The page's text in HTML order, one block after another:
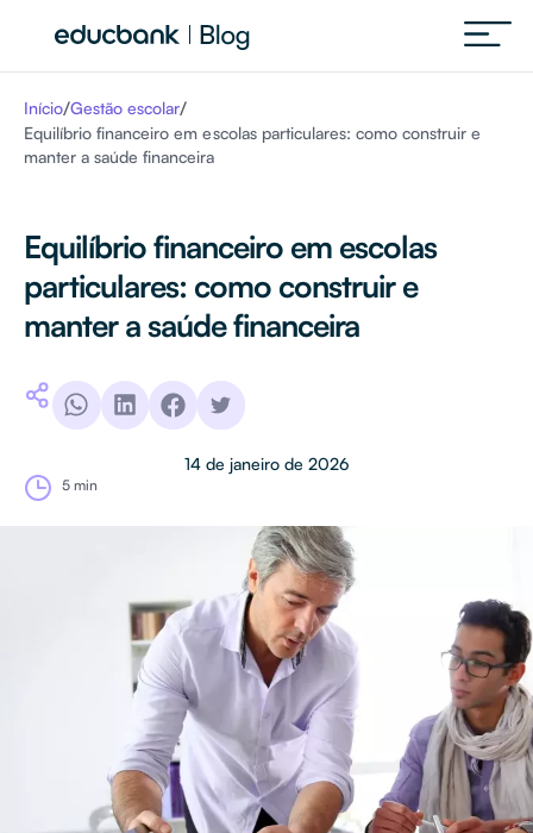
Início/Gestão escolar/
Equilíbrio financeiro em escolas particulares: como construir e
manter a saúde financeira
Equilíbrio financeiro em escolas
particulares: como construir e
manter a saúde financeira
14 de janeiro de 2026
5 min